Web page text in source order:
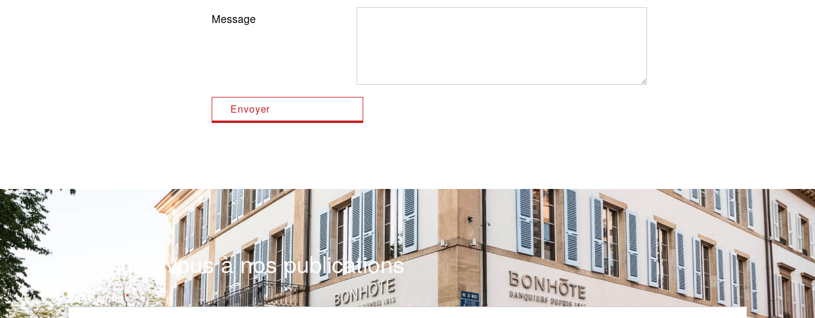
Message
Abonnez-vous à nos publications
Votre email